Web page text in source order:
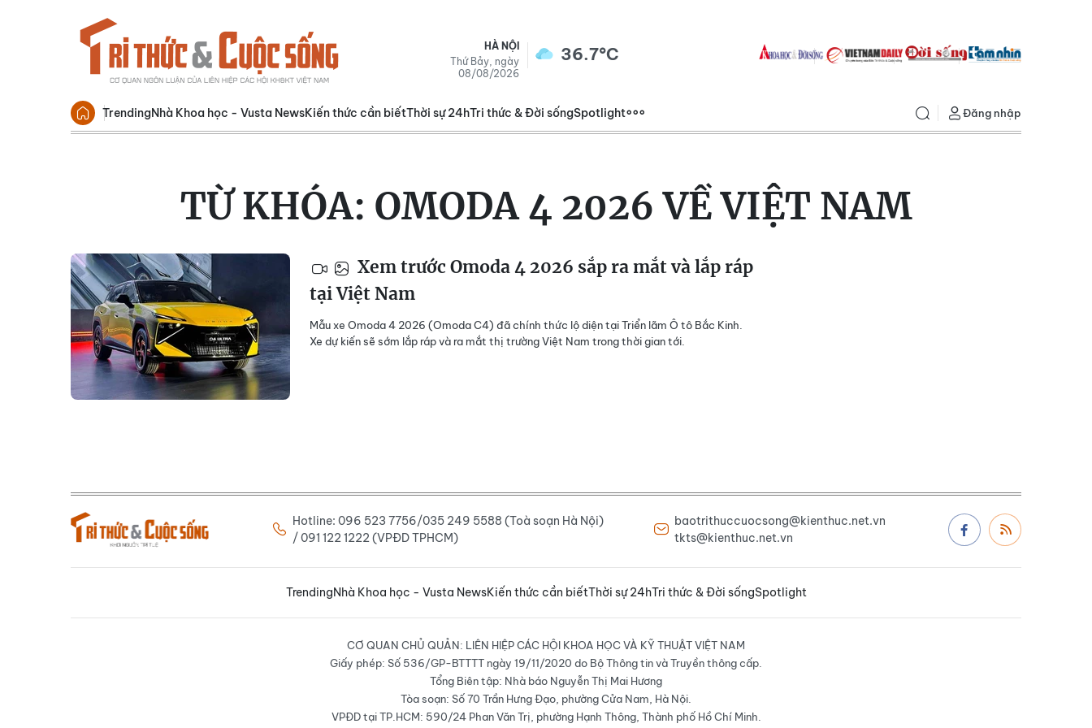
HÀ NỘI
Thứ Bảy, ngày
08/08/2026
36.7°C
TrendingNhà Khoa học - Vusta NewsKiến thức cần biếtThời sự 24hTri thức & Đời sốngSpotlight Đăng nhập
TỪ KHÓA: OMODA 4 2026 VỀ VIỆT NAM
Xem trước Omoda 4 2026 sắp ra mắt và lắp ráp
tại Việt Nam
Mẫu xe Omoda 4 2026 (Omoda C4) đã chính thức lộ diện tại Triển lãm Ô tô Bắc Kinh.
Xe dự kiến sẽ sớm lắp ráp và ra mắt thị trường Việt Nam trong thời gian tới.
Hotline: 096 523 7756/035 249 5588 (Toà soạn Hà Nội)
/ 091 122 1222 (VPĐD TPHCM)
baotrithuccuocsong@kienthuc.net.vn
tkts@kienthuc.net.vn
TrendingNhà Khoa học - Vusta NewsKiến thức cần biếtThời sự 24hTri thức & Đời sốngSpotlight
CƠ QUAN CHỦ QUẢN: LIÊN HIỆP CÁC HỘI KHOA HỌC VÀ KỸ THUẬT VIỆT NAM
Giấy phép: Số 536/GP-BTTTT ngày 19/11/2020 do Bộ Thông tin và Truyền thông cấp.
Tổng Biên tập: Nhà báo Nguyễn Thị Mai Hương
Tòa soạn: Số 70 Trần Hưng Đạo, phường Cửa Nam, Hà Nội.
VPĐD tại TP.HCM: 590/24 Phan Văn Trị, phường Hạnh Thông, Thành phố Hồ Chí Minh.